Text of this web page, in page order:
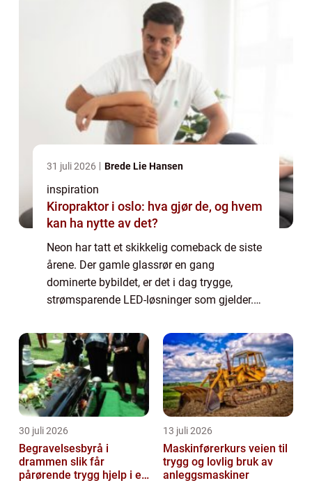
31 juli 2026 Brede Lie Hansen
inspiration
Kiropraktor i oslo: hva gjør de, og hvem
kan ha nytte av det?
Neon har tatt et skikkelig comeback de siste
årene. Der gamle glassrør en gang
dominerte bybildet, er det i dag trygge,
strømsparende LED-løsninger som gjelder.
verktøy både for bedrifter og privatperson...
30 juli 2026
Begravelsesbyrå i
drammen slik får
pårørende trygg hjelp i en
13 juli 2026
Maskinførerkurs veien til
trygg og lovlig bruk av
anleggsmaskiner